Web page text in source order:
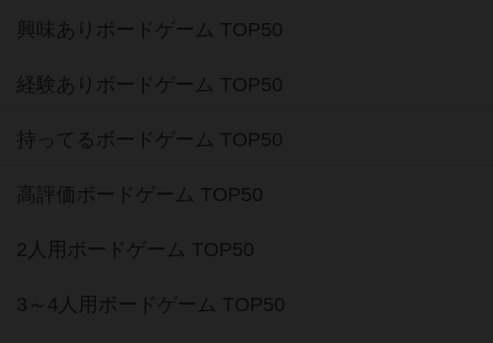
興味ありボードゲーム TOP50
経験ありボードゲーム TOP50
持ってるボードゲーム TOP50
高評価ボードゲーム TOP50
2人用ボードゲーム TOP50
3～4人用ボードゲーム TOP50